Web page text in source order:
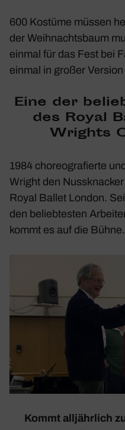
600 Kostüme müssen
der Weih­nachts­baum
einmal für das Fest bei
einmal in großer
Eine der
des Royal
Wrights
1984 choreo­gra­fierte
Wright den Nuss­kna­cker
Royal Ballet London.
den belieb­testen
kommt es auf die Bühne.
Kommt alljähr­lich